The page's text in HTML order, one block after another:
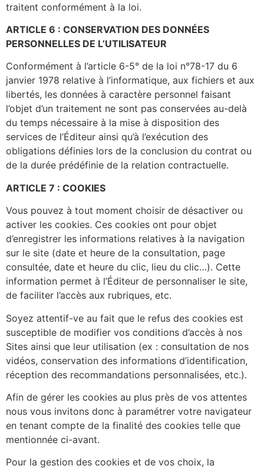
traitent conformément à la loi.
ARTICLE 6 : CONSERVATION DES DONNÉES
PERSONNELLES DE L’UTILISATEUR
Conformément à l’article 6-5° de la loi n°78-17 du 6
janvier 1978 relative à l’informatique, aux fichiers et aux
libertés, les données à caractère personnel faisant
l’objet d’un traitement ne sont pas conservées au-delà
du temps nécessaire à la mise à disposition des
services de l’Éditeur ainsi qu’à l’exécution des
obligations définies lors de la conclusion du contrat ou
de la durée prédéfinie de la relation contractuelle.
ARTICLE 7 : COOKIES
Vous pouvez à tout moment choisir de désactiver ou
activer les cookies. Ces cookies ont pour objet
d’enregistrer les informations relatives à la navigation
sur le site (date et heure de la consultation, page
consultée, date et heure du clic, lieu du clic…). Cette
information permet à l’Éditeur de personnaliser le site,
de faciliter l’accès aux rubriques, etc.
Soyez attentif-ve au fait que le refus des cookies est
susceptible de modifier vos conditions d’accès à nos
Sites ainsi que leur utilisation (ex : consultation de nos
vidéos, conservation des informations d’identification,
réception des recommandations personnalisées, etc.).
Afin de gérer les cookies au plus près de vos attentes
nous vous invitons donc à paramétrer votre navigateur
en tenant compte de la finalité des cookies telle que
mentionnée ci-avant.
Pour la gestion des cookies et de vos choix, la